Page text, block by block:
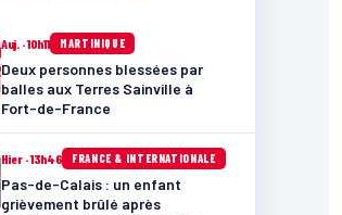
Auj. · 10h11 MARTINIQUE
Deux personnes blessées par
balles aux Terres Sainville à
Fort-de-France
Hier · 13h46 FRANCE & INTERNATIONALE
Pas-de-Calais : un enfant
grièvement brûlé après